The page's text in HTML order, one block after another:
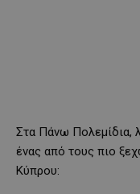
Στα Πάνω Πολεμίδια,
ένας από τους πιο
Κύπρου: